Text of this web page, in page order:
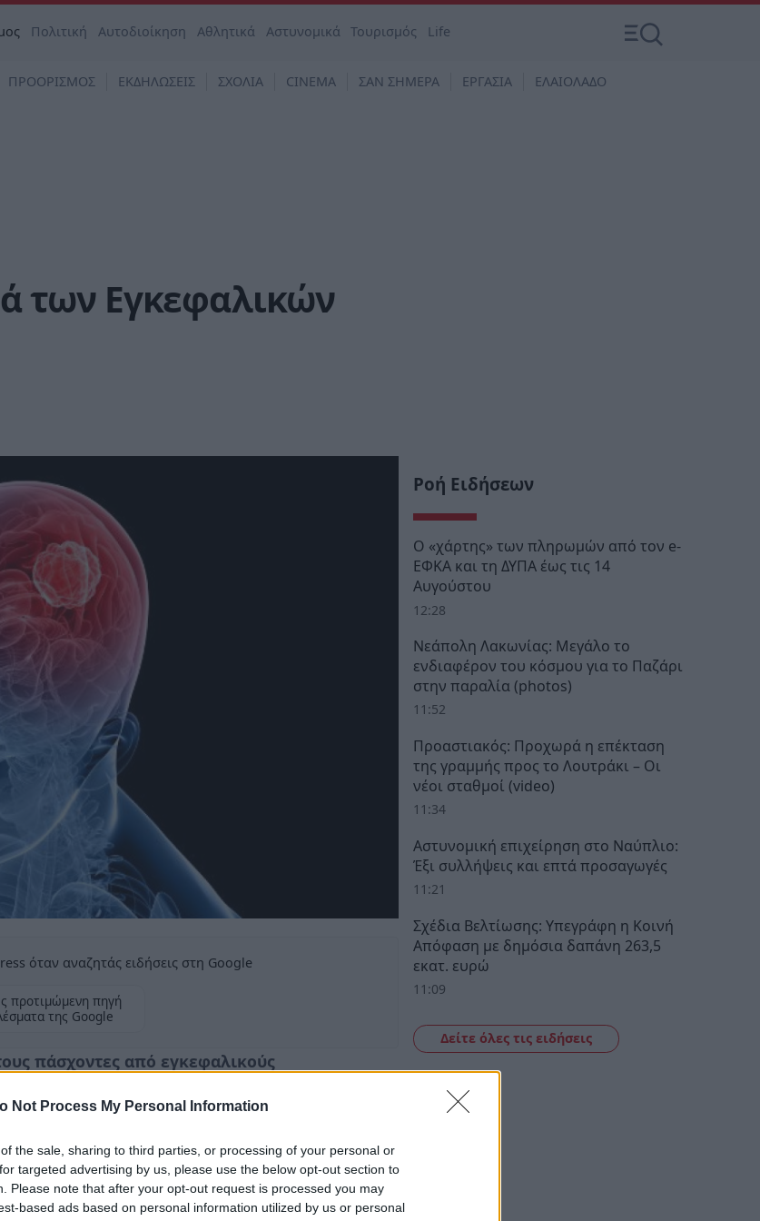
Not Process My Personal Information
the sale, sharing to third parties, or processing of your personal or
targeted advertising by us, please use the below opt-out section to
Please note that after your opt-out request is processed you may
based ads based on personal information utilized by us or personal
Πολιτική Αυτοδιοίκηση Αθλητικά Αστυνομικά Τουρισμός Life
ΠΡΟΟΡΙΣΜΟΣ ΕΚΔΗΛΩΣΕΙΣ ΣΧΟΛΙΑ CINEMA ΣΑΝ ΣΗΜΕΡΑ ΕΡΓΑΣΙΑ ΕΛΑΙΟΛΑΔΟ
των Εγκεφαλικών
όταν αναζητάς ειδήσεις στη Google
προτιμώμενη πηγή
της Google
πάσχοντες από εγκεφαλικούς
Ημέρα κατά των Εγκεφαλικών
Ροή Ειδήσεων
Ο «χάρτης» των πληρωμών από τον e-
ΕΦΚΑ και τη ΔΥΠΑ έως τις 14
Αυγούστου
12:28
Νεάπολη Λακωνίας: Μεγάλο το
ενδιαφέρον του κόσμου για το Παζάρι
στην παραλία (photos)
11:52
Προαστιακός: Προχωρά η επέκταση
της γραμμής προς το Λουτράκι – Οι
νέοι σταθμοί (video)
11:34
Αστυνομική επιχείρηση στο Ναύπλιο:
Έξι συλλήψεις και επτά προσαγωγές
11:21
Σχέδια Βελτίωσης: Υπεγράφη η Κοινή
Απόφαση με δημόσια δαπάνη 263,5
εκατ. ευρώ
11:09
Δείτε όλες τις ειδήσεις